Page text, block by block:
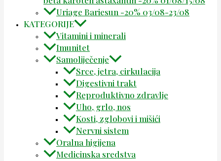
Uriage Bariesun -20% 03/08-23/08
KATEGORIJE
Vitamini i minerali
Imunitet
Samoliječenje
Srce, jetra, cirkulacija
Digestivni trakt
Reproduktivno zdravlje
Uho, grlo, nos
Kosti, zglobovi i mišići
Nervni sistem
Oralna higijena
Medicinska sredstva